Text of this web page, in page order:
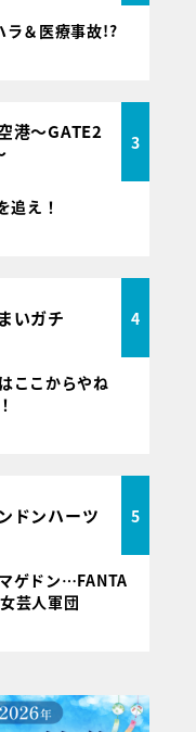
＆医療事故!?
港～GATE2
3
追え！
いガチ 4
ここからやね
ドンハーツ 5
ゲドン…FANTA
芸人軍団